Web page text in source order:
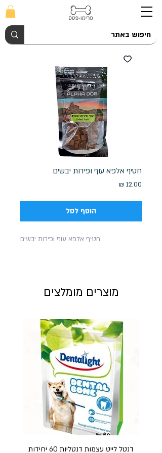
חטיף אלפא עוף ופירות יבשים
מחיר
הוסף לסל
חטיף אלפא עוף ופירות יבשים
מוצרים מומלצים
דנטל לייט עצמות דנטליות 60 יחידות